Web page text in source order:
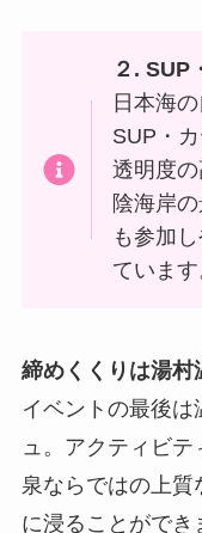
２. SUP
日本海
SUP・
透明度
陰海岸
も参加
ています
締めくくりは湯村
イベントの最後
ュ。アクティビ
泉ならではの上質
に浸ることができ